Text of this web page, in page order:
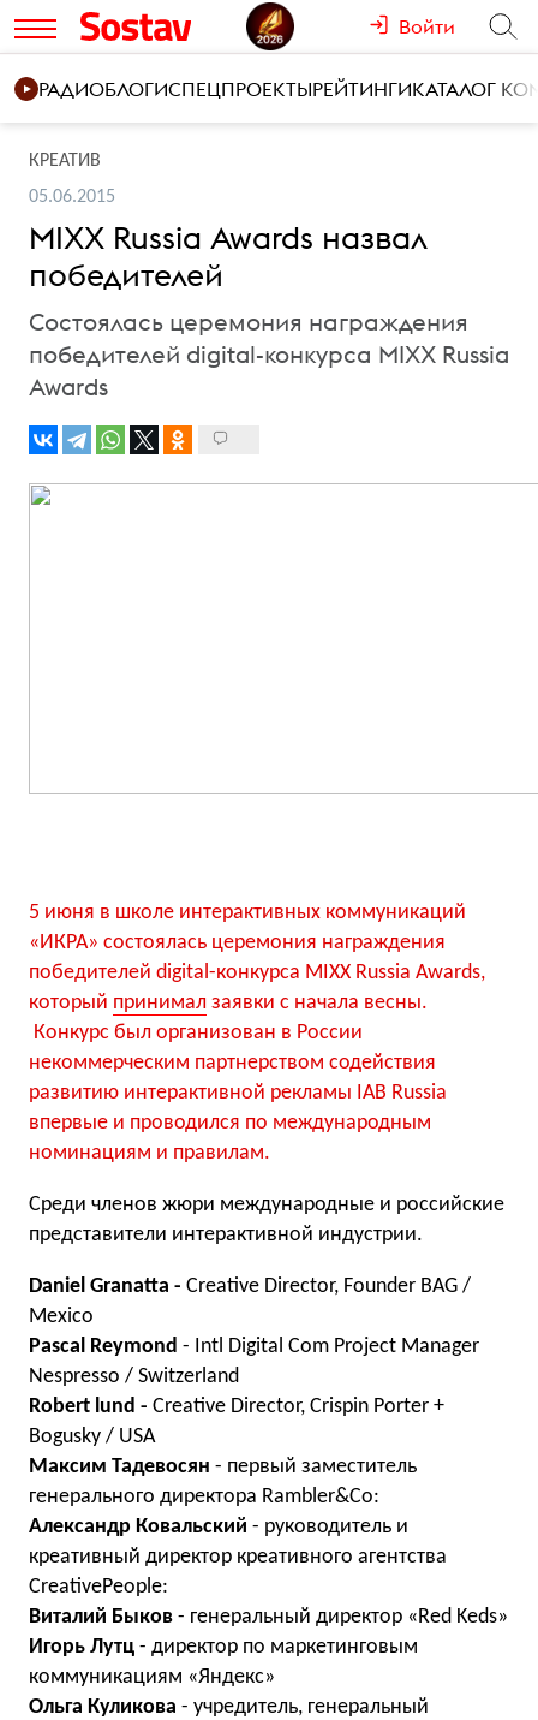
Войти
РАДИОБЛОГИСПЕЦПРОЕКТЫРЕЙТИНГИКАТАЛОГ
КРЕАТИВ
05.06.2015
MIXX Russia Awards назвал
победителей
Состоялась церемония награждения
победителей digital-конкурса MIXX Russia
Awards
5 июня в школе интерактивных коммуникаций
«ИКРА» состоялась церемония награждения
победителей digital-конкурса MIXX Russia Awards,
который принимал заявки с начала весны.
Конкурс был организован в России
некоммерческим партнерством содействия
развитию интерактивной рекламы IAB Russia
впервые и проводился по международным
номинациям и правилам.
Среди членов жюри международные и российские
представители интерактивной индустрии.
Daniel Granatta - Creative Director, Founder BAG /
Mexico
Pascal Reymond - Intl Digital Com Project Manager
Nespresso / Switzerland
Robert lund - Creative Director, Crispin Porter +
Bogusky / USA
Максим Тадевосян - первый заместитель
генерального директора Rambler&Co:
Александр Ковальский - руководитель и
креативный директор креативного агентства
CreativePeople:
Виталий Быков - генеральный директор «Red Keds»
Игорь Лутц - директор по маркетинговым
коммуникациям «Яндекс»
Ольга Куликова - учредитель, генеральный